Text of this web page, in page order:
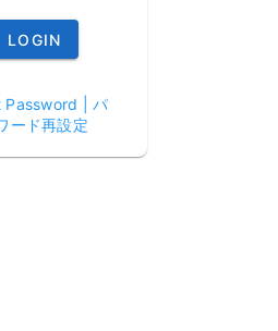
LOGIN
Password | パ
ード再設定